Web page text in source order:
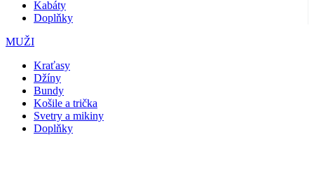
Kabáty
Doplňky
MUŽI
Kraťasy
Džíny
Bundy
Košile a trička
Svetry a mikiny
Doplňky